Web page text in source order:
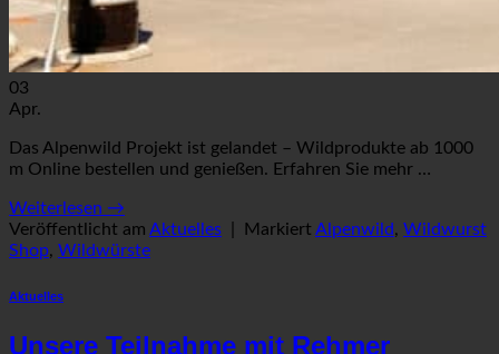
03
Apr.
Das Alpenwild Projekt ist gelandet – Wildprodukte ab 1000
m Online bestellen und genießen. Erfahren Sie mehr …
Weiterlesen →
Veröffentlicht am Aktuelles Markiert Alpenwild, Wildwurst
Shop, Wildwürste
Aktuelles
Unsere Teilnahme mit Rehmer